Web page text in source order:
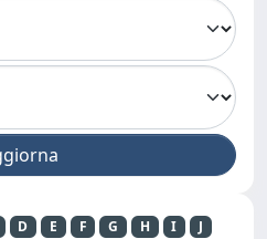
D E F G H I
J